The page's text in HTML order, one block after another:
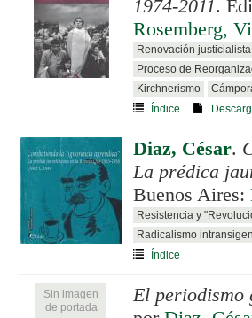
1974-2011.
Rosemberg,
Renovación
Proceso de
Kirchnerismo
Índice
Diaz, César.
La prédica
Buenos Aires:
Resistencia y
Radicalismo
Índice
Sin imagen
de portada
El periodismo